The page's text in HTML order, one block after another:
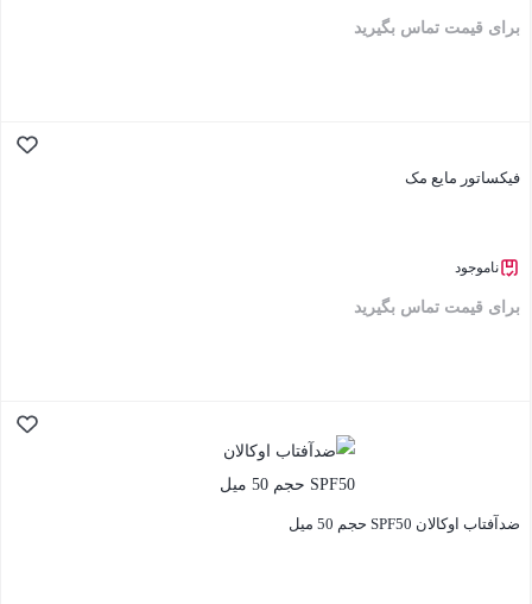
برای قیمت تماس بگیرید
فیکساتور مایع مک
ناموجود
برای قیمت تماس بگیرید
ضدآفتاب اوکالان SPF50 حجم 50 میل